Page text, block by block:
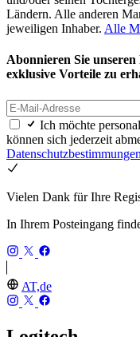
Ländern. Alle anderen
jeweiligen Inhaber. Alle
Abonnieren Sie
exklusive Vorteile zu
Ich möchte
können sich jederzeit
Vielen Dank für Ihre
In Ihrem Posteingang
AT,de